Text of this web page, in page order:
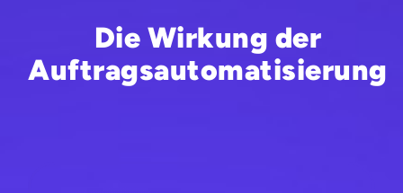
Die Wirkung der
Auftragsautomatisierung